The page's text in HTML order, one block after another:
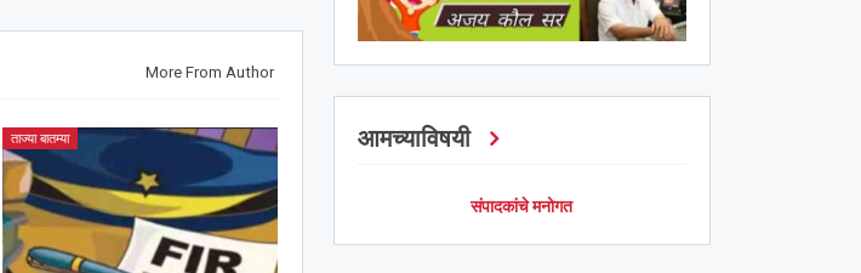
More From Author
ताज्या बातम्या आमच्याविषयी
संपादकांचे मनोगत